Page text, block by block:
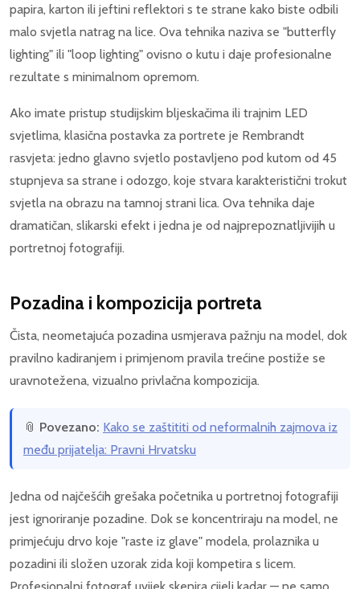
papira, karton ili jeftini reflektori s te strane kako biste odbili
malo svjetla natrag na lice. Ova tehnika naziva se "butterfly
lighting" ili "loop lighting" ovisno o kutu i daje profesionalne
rezultate s minimalnom opremom.
Ako imate pristup studijskim bljeskačima ili trajnim LED
svjetlima, klasična postavka za portrete je Rembrandt
rasvjeta: jedno glavno svjetlo postavljeno pod kutom od 45
stupnjeva sa strane i odozgo, koje stvara karakteristični trokut
svjetla na obrazu na tamnoj strani lica. Ova tehnika daje
dramatičan, slikarski efekt i jedna je od najprepoznatljivijih u
portretnoj fotografiji.
Pozadina i kompozicija portreta
Čista, neometajuća pozadina usmjerava pažnju na model, dok
pravilno kadiranjem i primjenom pravila trećine postiže se
uravnotežena, vizualno privlačna kompozicija.
📎 Povezano: Kako se zaštititi od neformalnih zajmova iz
među prijatelja: Pravni Hrvatsku
Jedna od najčešćih grešaka početnika u portretnoj fotografiji
jest ignoriranje pozadine. Dok se koncentriraju na model, ne
primjećuju drvo koje "raste iz glave" modela, prolaznika u
pozadini ili složen uzorak zida koji kompetira s licem.